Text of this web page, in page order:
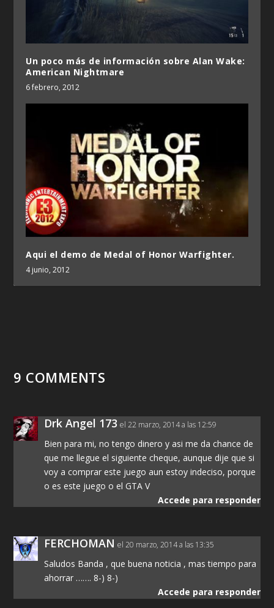
Un poco más de información sobre Alan Wake:
American Nightmare
6 febrero, 2012
Aqui el demo de Medal of Honor Warfighter.
4 junio, 2012
9 COMMENTS
Drk Angel 173 el 22 marzo, 2014 a las 12:59
Bien para mi, no tengo dinero y asi me da chance de
que me llegue el siguiente cheque, aunque dije que si
voy a comprar este juego aun estoy indeciso, porque
o es este juego o el GTA V
Accede para responder
FERCHOMAN el 20 marzo, 2014 a las 13:35
Saludos Banda , que buena noticia , mas tiempo para
ahorrar ……. 8-) 8-)
Accede para responder